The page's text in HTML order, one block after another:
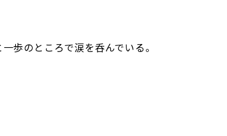
歩のところで涙を呑んでいる。